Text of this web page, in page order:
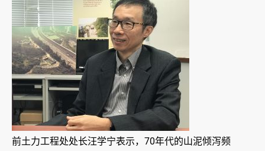
前土力工程处处长汪学宁表示，70年代的山泥倾泻频